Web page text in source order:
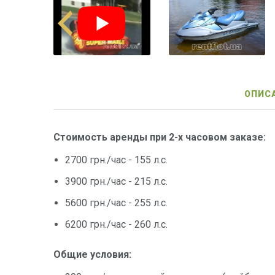
Стоимость аренды при 2-х часовом заказе:
2700 грн./час - 155 л.с.
3900 грн./час - 215 л.с.
5600 грн./час - 255 л.с.
6200 грн./час - 260 л.с.
Общие условия: